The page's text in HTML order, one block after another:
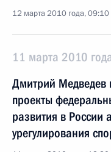
12 марта 2010 года, 09:10
11 марта 2010
Дмитрий Медведев
проекты
развития в России
урегулирования